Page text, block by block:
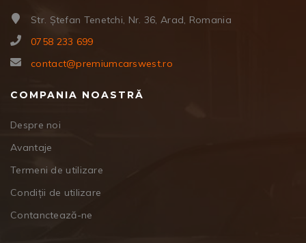
Str. Ștefan Tenetchi, Nr. 36, Arad, Romania
0758 233 699
contact@premiumcarswest.ro
COMPANIA NOASTRĂ
Despre noi
Avantaje
Termeni de utilizare
Condiții de utilizare
Contanctează-ne